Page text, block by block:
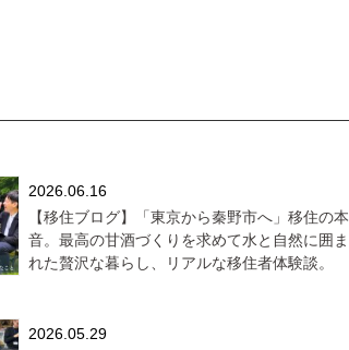
2026.06.16
【移住ブログ】「東京から秦野市へ」移住の本
音。最高の甘酒づくりを求めて水と自然に囲ま
れた贅沢な暮らし、リアルな移住者体験談。
2026.05.29